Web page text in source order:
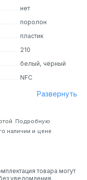
нет
поролон
пластик
210
белый, чёрный
NFC
Развернуть
Подробную
наличии и цене
товара могут
уведомления.